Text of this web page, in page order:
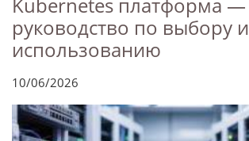
Kubernetes платформа —
руководство по выбору и
использованию
10/06/2026